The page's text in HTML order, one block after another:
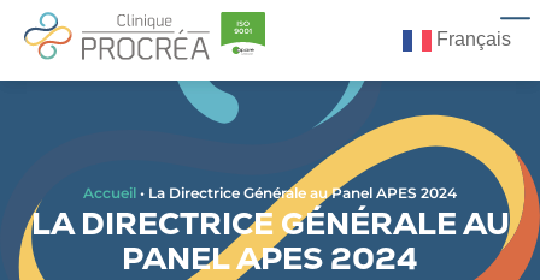
Français
Accueil • La Directrice Générale au Panel APES 2024
LA DIRECTRICE GÉNÉRALE AU
PANEL APES 2024